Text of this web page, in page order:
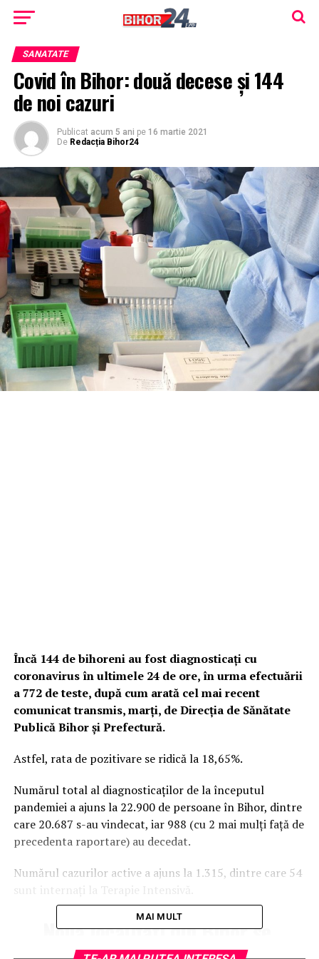
SANATATE
Covid în Bihor: două decese și 144
de noi cazuri
Publicat acum 5 ani pe 16 martie 2021
De Redacția Bihor24
Încă 144 de bihoreni au fost diagnosticați cu
coronavirus în ultimele 24 de ore, în urma efectuării
a 772 de teste, după cum arată cel mai recent
comunicat transmis, marți, de Direcția de Sănătate
Publică Bihor și Prefectură.
Astfel, rata de pozitivare se ridică la 18,65%.
Numărul total al diagnosticaților de la începutul
pandemiei a ajuns la 22.900 de persoane în Bihor, dintre
care 20.687 s-au vindecat, iar 988 (cu 2 mai mulți față de
precedenta raportare) au decedat.
Numărul cazurilor active a ajuns la 1.315, dintre care 54
Nouă localități din Bihor se
MAI MULT